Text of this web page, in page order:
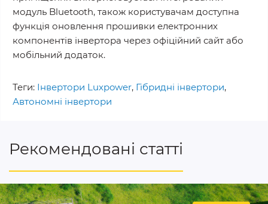
модуль Bluetooth, також користувачам доступна
функція оновлення прошивки електронних
компонентів інвертора через офіційний сайт або
мобільний додаток.
Теги: Інвертори Luxpower, Гібридні інвертори,
Автономні інвертори
Рекомендовані статті